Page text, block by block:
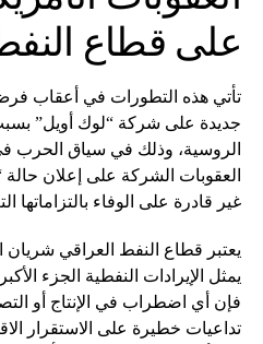
على قطاع
تأتي هذه التطورات في أعقاب
جديدة على شركة “لوك أويل”
الروسية، وذلك في سياق الحرب
العقوبات الشركة على إعلان حالة
غير قادرة على الوفاء بالتزاماتها
يعتبر قطاع النفط العراقي شريان
يمثل الإيرادات النفطية الجزء
فإن أي اضطراب في الإنتاج أو
تداعيات خطيرة على الاستقرار